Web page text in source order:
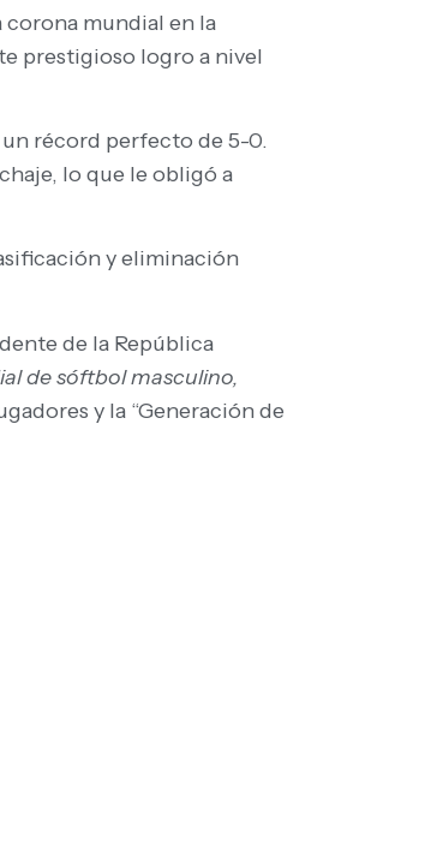
corona mundial en la
prestigioso logro a nivel
récord perfecto de 5-0.
lo que le obligó a
y eliminación
de la República
de sóftbol masculino,
y la “Generación de